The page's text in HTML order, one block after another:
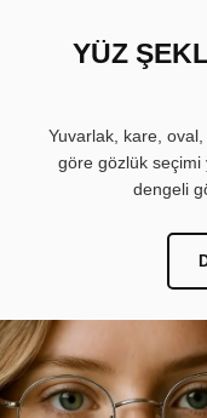
YÜZ
Yuvarlak, kare,
göre gözlük seçimi
dengeli